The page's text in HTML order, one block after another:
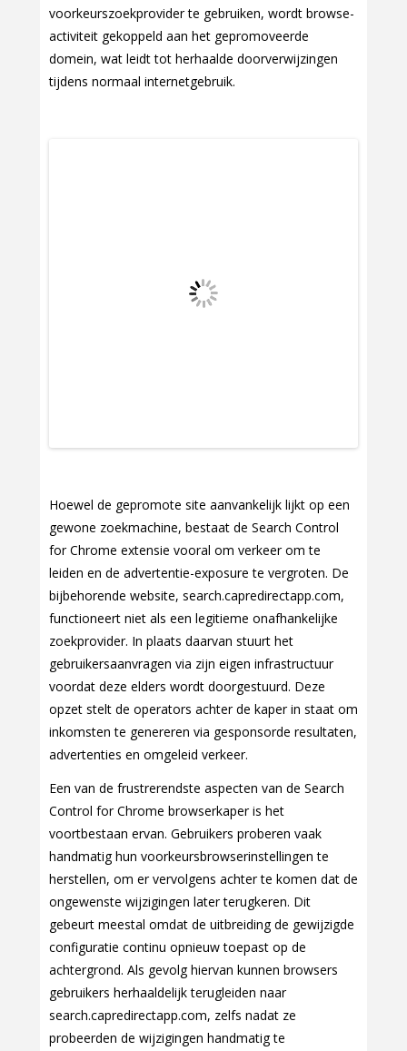
voorkeurszoekprovider te gebruiken, wordt browse-
activiteit gekoppeld aan het gepromoveerde
domein, wat leidt tot herhaalde doorverwijzingen
tijdens normaal internetgebruik.
Hoewel de gepromote site aanvankelijk lijkt op een
gewone zoekmachine, bestaat de Search Control
for Chrome extensie vooral om verkeer om te
leiden en de advertentie-exposure te vergroten. De
bijbehorende website, search.capredirectapp.com,
functioneert niet als een legitieme onafhankelijke
zoekprovider. In plaats daarvan stuurt het
gebruikersaanvragen via zijn eigen infrastructuur
voordat deze elders wordt doorgestuurd. Deze
opzet stelt de operators achter de kaper in staat om
inkomsten te genereren via gesponsorde resultaten,
advertenties en omgeleid verkeer.
Een van de frustrerendste aspecten van de Search
Control for Chrome browserkaper is het
voortbestaan ervan. Gebruikers proberen vaak
handmatig hun voorkeursbrowserinstellingen te
herstellen, om er vervolgens achter te komen dat de
ongewenste wijzigingen later terugkeren. Dit
gebeurt meestal omdat de uitbreiding de gewijzigde
configuratie continu opnieuw toepast op de
achtergrond. Als gevolg hiervan kunnen browsers
gebruikers herhaaldelijk terugleiden naar
search.capredirectapp.com, zelfs nadat ze
probeerden de wijzigingen handmatig te